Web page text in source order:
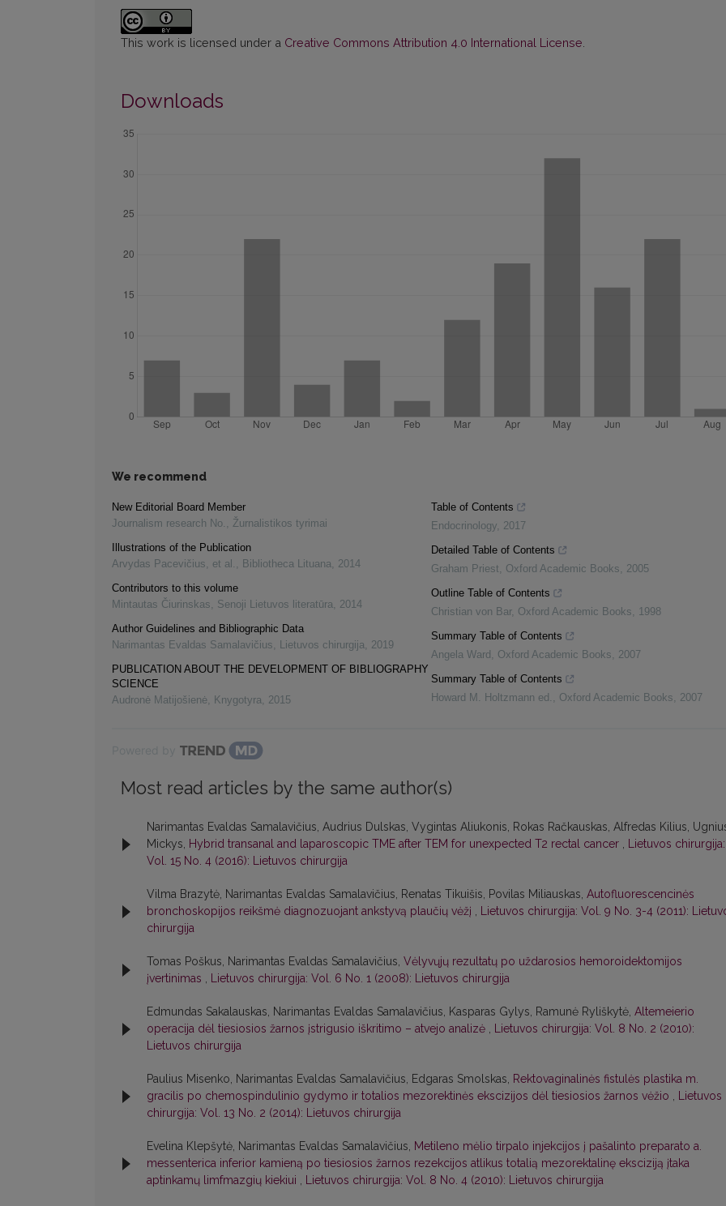
This work is licensed under a Creative Commons Attribution 4.0 International License
Downloads
We recommend
New Editorial Board Member
Journalism research No. , Žurnalistikos tyrimai
Illustrations of the Publication
Arvydas Pacevičius, et al. , Bibliotheca Lituana, 2014
Contributors to this volume
Mintautas Čiurinskas, Senoji Lietuvos literatūra, 2014
Author Guidelines and Bibliographic Data
Narimantas Evaldas Samalavičius, Lietuvos chirurgija, 2019
PUBLICATION ABOUT THE DEVELOPMENT OF BIBLIOGRAPHY
SCIENCE
Audronė Matijošienė, Knygotyra, 2015
Table of Contents
Endocrinology, 2017
Detailed Table of Contents
Graham Priest, Oxford Academic Books, 2005
Outline Table of Contents
Christian von Bar, Oxford Academic Books, 1998
Summary Table of Contents
Angela Ward , Oxford Academic Books, 2007
Summary Table of Contents
Howard M. Holtzmann ed. , Oxford Academic Books, 2007
Most read articles by the same author(s)
Narimantas Evaldas Samalavičius, Audrius Dulskas, Vygintas Aliukonis, Rokas Račkauskas, Alfredas Kilius,
Mickys, Hybrid transanal and laparoscopic TME after TEM for unexpected T2 rectal cancer , Lietuvos chirurgija:
Vol. 15 No. 4 (2016): Lietuvos chirurgija
Vilma Brazytė, Narimantas Evaldas Samalavičius, Renatas Tikuišis, Povilas Miliauskas, Autofluorescencinės
bronchoskopijos reikšmė diagnozuojant ankstyvą plaučių vėžį , Lietuvos chirurgija: Vol. 9 No. 3-4 (2011):
chirurgija
Tomas Poškus, Narimantas Evaldas Samalavičius, Vėlyvųjų rezultatų po uždarosios hemoroidektomijos
įvertinimas , Lietuvos chirurgija: Vol. 6 No. 1 (2008): Lietuvos chirurgija
Edmundas Sakalauskas, Narimantas Evaldas Samalavičius, Kasparas Gylys, Ramunė Ryliškytė, Altemeierio
operacija dėl tiesiosios žarnos įstrigusio iškritimo – atvejo analizė , Lietuvos chirurgija: Vol. 8 No. 2 (2010):
Lietuvos chirurgija
Paulius Misenko, Narimantas Evaldas Samalavičius, Edgaras Smolskas, Rektovaginalinės fistulės plastika m.
gracilis po chemospindulinio gydymo ir totalios mezorektinės ekscizijos dėl tiesiosios žarnos vėžio , Lietuvos
chirurgija: Vol. 13 No. 2 (2014): Lietuvos chirurgija
Evelina Klepšytė, Narimantas Evaldas Samalavičius, Metileno mėlio tirpalo injekcijos į pašalinto preparato a.
messenterica inferior kamieną po tiesiosios žarnos rezekcijos atlikus totalią mezorektalinę eksciziją įtaka
aptinkamų limfmazgių kiekiui , Lietuvos chirurgija: Vol. 8 No. 4 (2010): Lietuvos chirurgija